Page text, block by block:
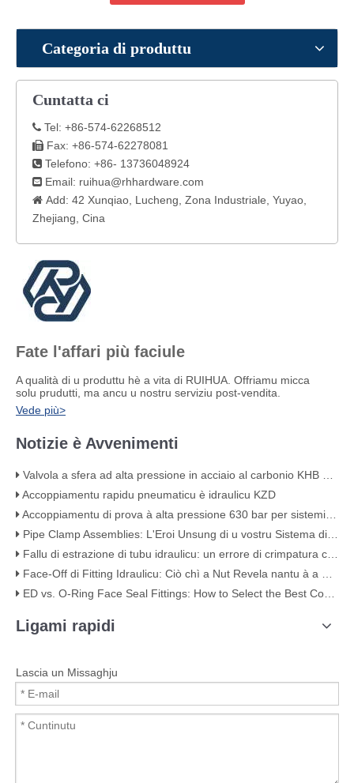
Categoria di produttu
Cuntatta ci
 Tel: +86-574-62268512
 Fax: +86-574-62278081
 Telefono: +86- 13736048924
 Email: ruihua@rhhardware.com
 Add: 42 Xunqiao, Lucheng, Zona Industriale, Yuyao,
Zhejiang, Cina
Fate l'affari più faciule
A qualità di u produttu hè a vita di RUIHUA. Offriamu micca
solu prudutti, ma ancu u nostru serviziu post-vendita.
Vede più>
Notizie è Avvenimenti
Valvola a sfera ad alta pressione in acciaio al carbonio KHB a 2 vie - KHB-G3/4
Accoppiamentu rapidu pneumaticu è idraulicu KZD
Accoppiamentu di prova à alta pressione 630 bar per sistemi idraulichi
Pipe Clamp Assemblies: L'Eroi Unsung di u vostru Sistema di Piping
Fallu di estrazione di tubu idraulicu: un errore di crimpatura classica (cù evidenza visuale)
Face-Off di Fitting Idraulicu: Ciò chì a Nut Revela nantu à a Qualità
ED vs. O-Ring Face Seal Fittings: How to Select the Best Connection Hydraulic
Ligami rapidi
Lascia un Missaghju